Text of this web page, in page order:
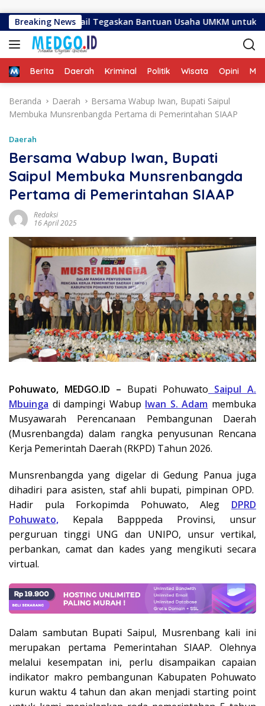
Breaking News
Ismail Tegaskan Bantuan Usaha UMKM untuk Produksi,
HomeBerita Daerah Kriminal Politik Wisata Opini
Beranda Daerah
Bersama Wabup Iwan, Bupati Saipul
Membuka Munsrenbangda Pertama di Pemerintahan SIAAP
Daerah
Bersama Wabup Iwan, Bupati
Saipul Membuka Munsrenbangda
Pertama di Pemerintahan SIAAP
Redaksi
16 April 2025
Pohuwato, MEDGO.ID – Bupati Pohuwato Saipul A.
Mbuinga di dampingi Wabup Iwan S. Adam membuka
Musyawarah Perencanaan Pembangunan Daerah
(Musrenbangda) dalam rangka penyusunan Rencana
Kerja Pemerintah Daerah (RKPD) Tahun 2026.
Munsrenbangda yang digelar di Gedung Panua juga
dihadiri para asisten, staf ahli bupati, pimpinan OPD.
Hadir pula Forkopimda Pohuwato, Aleg DPRD
Pohuwato, Kepala Bapppeda Provinsi, unsur
perguruan tinggi UNG dan UNIPO, unsur vertikal,
perbankan, camat dan kades yang mengikuti secara
virtual.
Dalam sambutan Bupati Saipul, Musrenbang kali ini
merupakan pertama Pemerintahan SIAAP. Olehnya
melalui kesempatan ini, perlu disampaikan capaian
indikator makro pembangunan Kabupaten Pohuwato
kurun waktu 4 tahun dan akan menjadi starting point